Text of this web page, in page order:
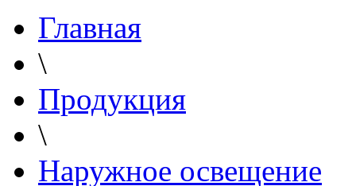
Главная
\
Продукция
\
Наружное освещение